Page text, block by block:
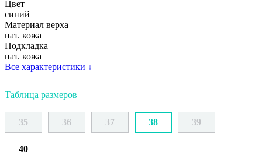
Цвет
синий
Материал верха
нат. кожа
Подкладка
нат. кожа
Все характеристики ↓
Таблица размеров
35 36 37 38 39
40